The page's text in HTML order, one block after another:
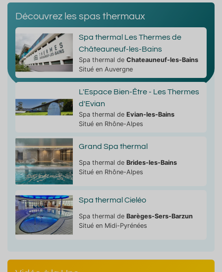
Découvrez les spas thermaux
Spa thermal Les Thermes de
Châteauneuf-les-Bains
Spa thermal de Chateauneuf-les-Bains
Situé en Auvergne
L'Espace Bien-Être - Les Thermes
d'Evian
Spa thermal de Evian-les-Bains
Situé en Rhône-Alpes
Grand Spa thermal
Spa thermal de Brides-les-Bains
Situé en Rhône-Alpes
Spa thermal Cieléo
Spa thermal de Barèges-Sers-Barzun
Situé en Midi-Pyrénées